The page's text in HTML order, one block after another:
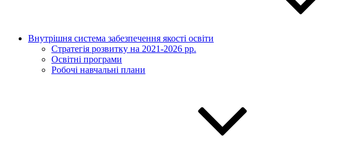
Внутрішня система забезпечення якості освіти
Стратегія розвитку на 2021-2026 рр.
Освітні програми
Робочі навчальні плани